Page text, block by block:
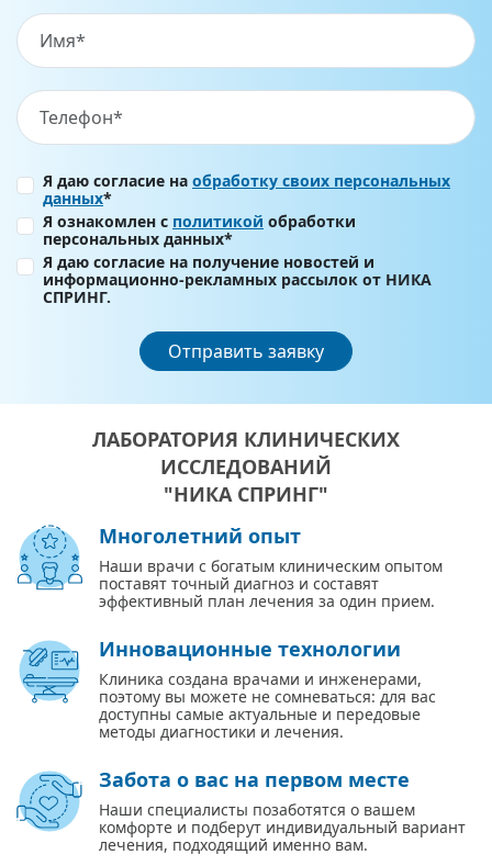
Я даю согласие на обработку своих персональных
данных*
Я ознакомлен с политикой обработки
персональных данных*
Я даю согласие на получение новостей и
информационно-рекламных рассылок от НИКА
СПРИНГ.
Отправить заявку
ЛАБОРАТОРИЯ КЛИНИЧЕСКИХ
ИССЛЕДОВАНИЙ
"НИКА СПРИНГ"
Многолетний опыт
Наши врачи с богатым клиническим опытом
поставят точный диагноз и составят
эффективный план лечения за один прием.
Инновационные технологии
Клиника создана врачами и инженерами,
поэтому вы можете не сомневаться: для вас
доступны самые актуальные и передовые
методы диагностики и лечения.
Забота о вас на первом месте
Наши специалисты позаботятся о вашем
комфорте и подберут индивидуальный вариант
лечения, подходящий именно вам.